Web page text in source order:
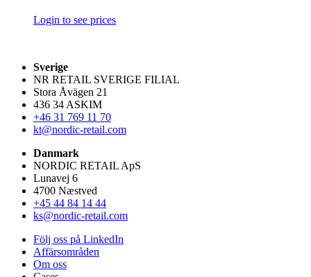
Login to see prices
Sverige
NR RETAIL SVERIGE FILIAL
Stora Åvägen 21
436 34 ASKIM
+46 31 769 11 70
kt@nordic-retail.com
Danmark
NORDIC RETAIL ApS
Lunavej 6
4700 Næstved
+45 44 84 14 44
ks@nordic-retail.com
Följ oss på LinkedIn
Affärsområden
Om oss